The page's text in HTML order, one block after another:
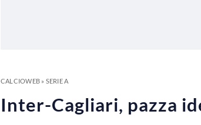
CALCIOWEB» SERIE A
Inter-Cagliari, pazza